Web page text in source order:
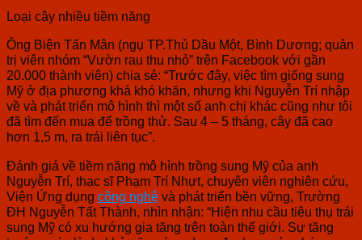
Loại cây nhiều tiềm năng
Ông Biện Tấn Mân (ngụ TP.Thủ Dầu Một, Bình Dương; quản
trị viên nhóm “Vườn rau thu nhỏ” trên Facebook với gần
20.000 thành viên) chia sẻ: “Trước đây, việc tìm giống sung
Mỹ ở địa phương khá khó khăn, nhưng khi Nguyễn Trí nhập
về và phát triển mô hình thì một số anh chị khác cũng như tôi
đã tìm đến mua để trồng thử. Sau 4 – 5 tháng, cây đã cao
hơn 1,5 m, ra trái liên tục”.
Đánh giá về tiềm năng mô hình trồng sung Mỹ của anh
Nguyễn Trí, thạc sĩ Phạm Trí Nhựt, chuyên viên nghiên cứu,
Viện Ứng dụng công nghệ và phát triển bền vững, Trường
ĐH Nguyễn Tất Thành, nhìn nhận: “Hiện nhu cầu tiêu thụ trái
sung Mỹ có xu hướng gia tăng trên toàn thế giới. Sự tăng